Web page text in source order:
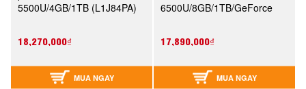
5500U/4GB/1TB (L1J84PA)
18,270,000₫
MUA NGAY
6500U/8GB/1TB/GeForce
17,890,000₫
MUA NGAY